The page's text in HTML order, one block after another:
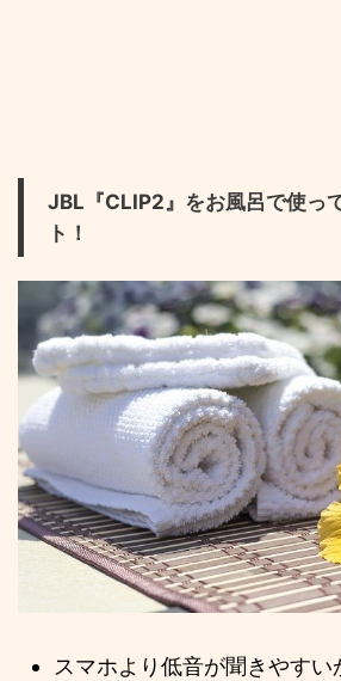
JBL『CLIP2』をお風呂で使っ
ト！
スマホより低音が聞きやすい